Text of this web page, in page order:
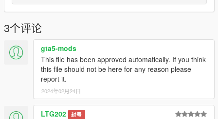
3个评论
gta5-mods
This file has been approved automatically. If you think
this file should not be here for any reason please
report it.
2024年02月24日
LTG202 封号